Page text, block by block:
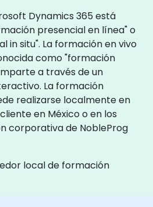
Dynamics 365 está
presencial en línea" o
in situ". La formación en vivo
como "formación
a través de un
La formación
realizarse localmente en
en México o en los
corporativa de NobleProg
local de formación